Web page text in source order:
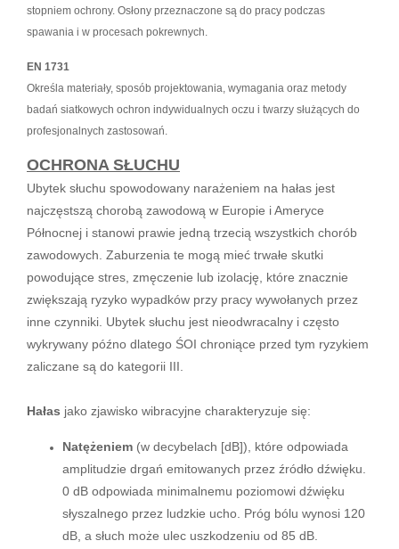
stopniem ochrony. Osłony przeznaczone są do pracy podczas
spawania i w procesach pokrewnych.
EN 1731
Określa materiały, sposób projektowania, wymagania oraz metody
badań siatkowych ochron indywidualnych oczu i twarzy służących do
profesjonalnych zastosowań.
OCHRONA SŁUCHU
Ubytek słuchu spowodowany narażeniem na hałas jest
najczęstszą chorobą zawodową w Europie i Ameryce
Północnej i stanowi prawie jedną trzecią wszystkich chorób
zawodowych. Zaburzenia te mogą mieć trwałe skutki
powodujące stres, zmęczenie lub izolację, które znacznie
zwiększają ryzyko wypadków przy pracy wywołanych przez
inne czynniki. Ubytek słuchu jest nieodwracalny i często
wykrywany późno dlatego ŚOI chroniące przed tym ryzykiem
zaliczane są do kategorii III.
Hałas jako zjawisko wibracyjne charakteryzuje się:
Natężeniem (w decybelach [dB]), które odpowiada
amplitudzie drgań emitowanych przez źródło dźwięku.
0 dB odpowiada minimalnemu poziomowi dźwięku
słyszalnego przez ludzkie ucho. Próg bólu wynosi 120
dB, a słuch może ulec uszkodzeniu od 85 dB.